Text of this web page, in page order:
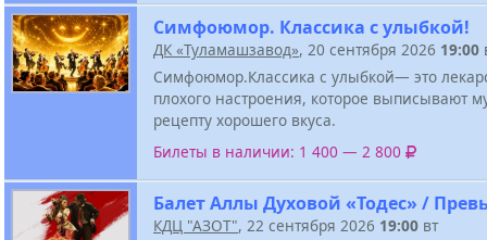
Симфоюмор. Классика с улыбкой!
ДК «Туламашзавод», 20 сентября 2026 19:00
Симфоюмор.Классика с улыбкой— это
плохого настроения, которое выписывают
рецепту хорошего вкуса.
Билеты в наличии: 1 400 — 2 800
Балет Аллы Духовой «Тодес» /
КДЦ "АЗОТ", 22 сентября 2026 19:00 вт